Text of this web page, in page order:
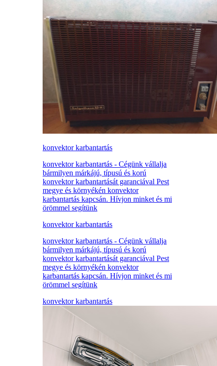
konvektor karbantartás
konvektor karbantartás - Cégünk vállalja
bármilyen márkájú, típusú és korú
konvektor karbantartását garanciával Pest
megye és környékén konvektor
karbantartás kapcsán. Hívjon minket és mi
örömmel segítünk
konvektor karbantartás
konvektor karbantartás - Cégünk vállalja
bármilyen márkájú, típusú és korú
konvektor karbantartását garanciával Pest
megye és környékén konvektor
karbantartás kapcsán. Hívjon minket és mi
örömmel segítünk
konvektor karbantartás